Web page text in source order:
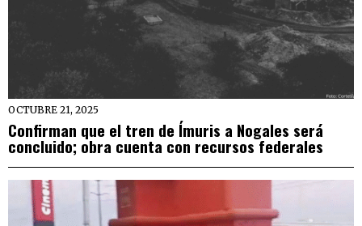
OCTUBRE 21, 2025
Confirman que el tren de Ímuris a Nogales será
concluido; obra cuenta con recursos federales